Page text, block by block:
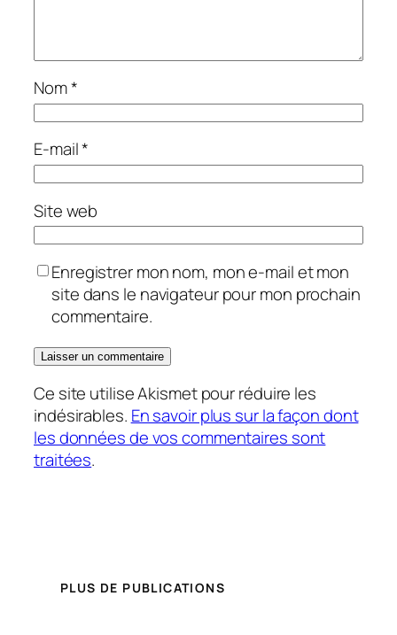
Nom*
E-mail*
Site web
Enregistrer mon nom, mon e-mail et mon
site dans le navigateur pour mon prochain
commentaire.
Ce site utilise Akismet pour réduire les
indésirables. En savoir plus sur la façon dont
les données de vos commentaires sont
traitées.
PLUS DE PUBLICATIONS